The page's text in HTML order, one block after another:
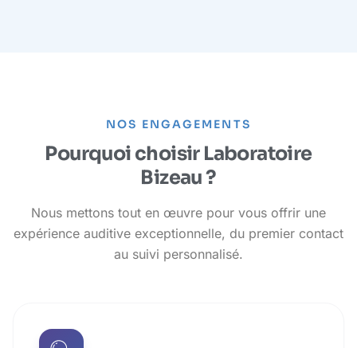
NOS ENGAGEMENTS
Pourquoi choisir Laboratoire
Bizeau ?
Nous mettons tout en œuvre pour vous offrir une
expérience auditive exceptionnelle, du premier contact
au suivi personnalisé.